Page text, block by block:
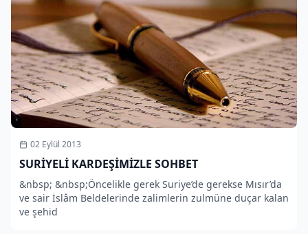
02 Eylül 2013
SURİYELİ KARDEŞİMİZLE SOHBET
&nbsp; &nbsp;Öncelikle gerek Suriye’de gerekse Mısır’da
ve sair İslâm Beldelerinde zalimlerin zulmüne duçar kalan
ve şehid